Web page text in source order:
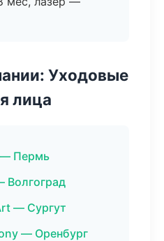
Уходовые
лица
— Пермь
Волгоград
— Сургут
— Оренбург